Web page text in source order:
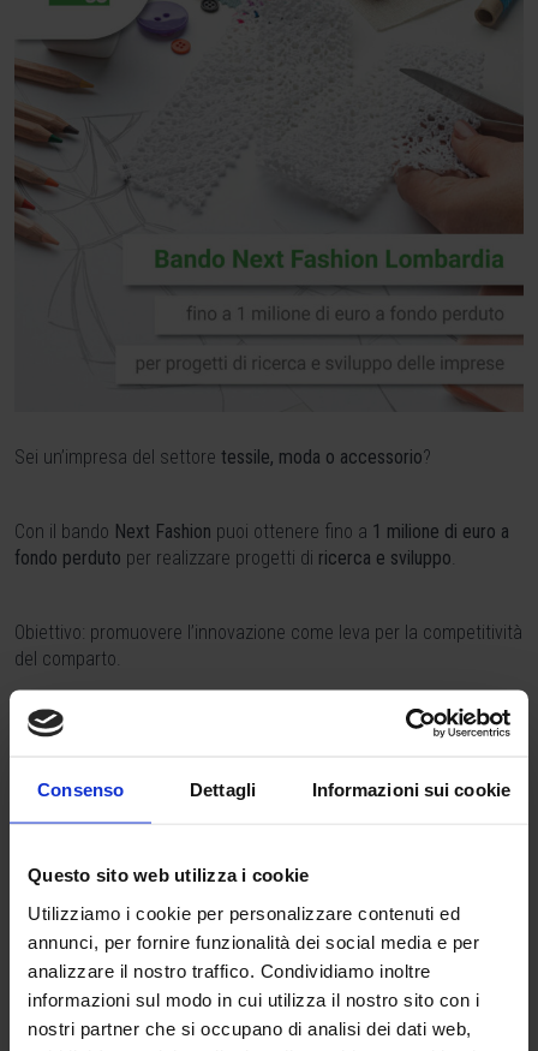
Consenso Dettagli Informazioni sui cookie
Questo sito web utilizza i cookie
Utilizziamo i cookie per personalizzare contenuti ed
annunci, per fornire funzionalità dei social media e per
analizzare il nostro traffico. Condividiamo inoltre
informazioni sul modo in cui utilizza il nostro sito con i
nostri partner che si occupano di analisi dei dati web,
Sei un’impresa del settore tessile, moda o accessorio?
Con il bando Next Fashion puoi ottenere fino a 1 milione di euro a
fondo perduto per realizzare progetti di ricerca e sviluppo.
Obiettivo: promuovere l’innovazione come leva per la competitività
del comparto.
Spese ammissibili:
consulenze, brevetti e licenze
materiali e forniture
Una misura concreta per innovare, crescere e fare la differenza
nel sistema moda.